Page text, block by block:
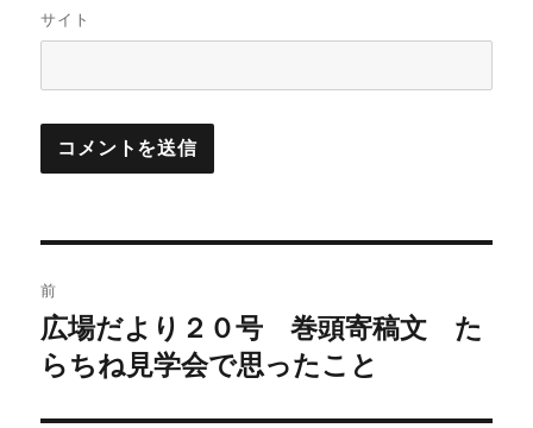
サイト
稿
ナ
ビ
前
前
の
広場だより２０号 巻頭寄稿文 た
らちね見学会で思ったこと